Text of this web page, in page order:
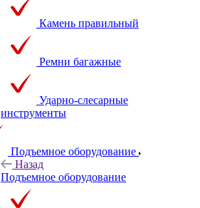
Камень правильный
Ремни багажные
Ударно-слесарные
инструменты
Подъемное оборудование
Назад
Подъемное оборудование